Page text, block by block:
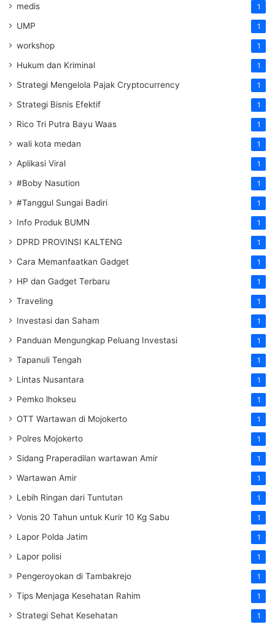
medis 1
UMP 1
workshop 1
Hukum dan Kriminal 1
Strategi Mengelola Pajak Cryptocurrency 1
Strategi Bisnis Efektif 1
Rico Tri Putra Bayu Waas 1
wali kota medan 1
Aplikasi Viral 1
#Boby Nasution 1
#Tanggul Sungai Badiri 1
Info Produk BUMN 1
DPRD PROVINSI KALTENG 1
Cara Memanfaatkan Gadget 1
HP dan Gadget Terbaru 1
Traveling 1
Investasi dan Saham 1
Panduan Mengungkap Peluang Investasi 1
Tapanuli Tengah 1
Lintas Nusantara 1
Pemko lhokseu 1
OTT Wartawan di Mojokerto 1
Polres Mojokerto 1
Sidang Praperadilan wartawan Amir 1
Wartawan Amir 1
Lebih Ringan dari Tuntutan 1
Vonis 20 Tahun untuk Kurir 10 Kg Sabu 1
Lapor Polda Jatim 1
Lapor polisi 1
Pengeroyokan di Tambakrejo 1
Tips Menjaga Kesehatan Rahim 1
Strategi Sehat Kesehatan 1